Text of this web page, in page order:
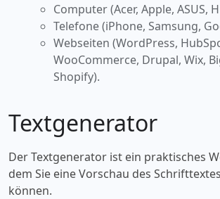
Computer (Acer, Apple, ASUS,
Telefone (iPhone, Samsung,
Webseiten (WordPress,
WooCommerce, Drupal, Wix,
Shopify).
Textgenerator
Der Textgenerator ist ein praktisches
dem Sie eine Vorschau des
können.